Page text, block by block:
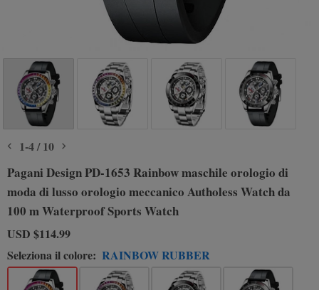
1-4/ 10
Pagani Design PD-1653 Rainbow maschile orologio di
moda di lusso orologio meccanico Autholess Watch da
100 m Waterproof Sports Watch
USD $114.99
Seleziona il colore: RAINBOW RUBBER